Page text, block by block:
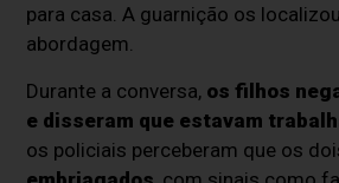
para casa. A guarnição os
abordagem.
Durante a conversa, os filhos
e disseram que estavam
os policiais perceberam que os